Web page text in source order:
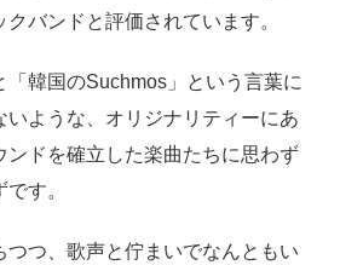
バンドと評価されています。
「韓国のSuchmos」という言葉に
いような、オリジナリティーにあ
ンドを確立した楽曲たちに思わず
す。
つつ、歌声と佇まいでなんともい